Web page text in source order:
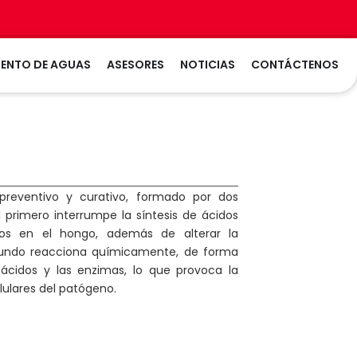
DE AGUAS ASESORES NOTICIAS CONTÁCTENOS
y curativo, formado por dos
primero interrumpe la síntesis de ácidos
en el hongo, además de alterar la
reacciona químicamente, de forma
y las enzimas, lo que provoca la
del patógeno.